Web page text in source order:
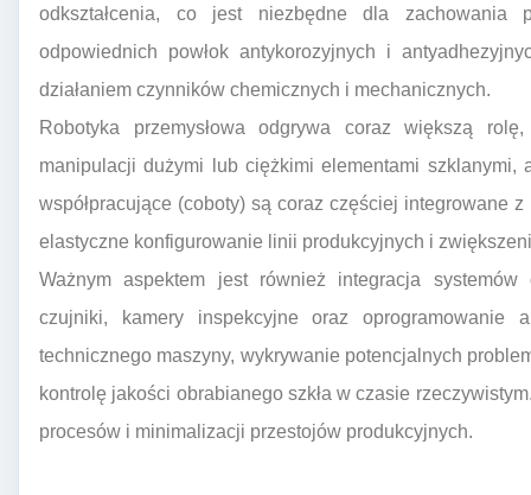
odkształcenia, co jest niezbędne dla zachowania
odpowiednich powłok antykorozyjnych i
działaniem czynników chemicznych i mechanicznych.
Robotyka przemysłowa odgrywa coraz większą
manipulacji dużymi lub ciężkimi elementami szklanymi,
współpracujące (coboty) są coraz częściej integrowane
elastyczne konfigurowanie linii produkcyjnych i
Ważnym aspektem jest również integracja
czujniki, kamery inspekcyjne oraz oprogramowanie
technicznego maszyny, wykrywanie potencjalnych
kontrolę jakości obrabianego szkła w czasie
procesów i minimalizacji przestojów produkcyjnych.